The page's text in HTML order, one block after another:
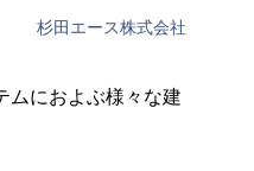
杉田エース株式会社
ムにおよぶ様々な建